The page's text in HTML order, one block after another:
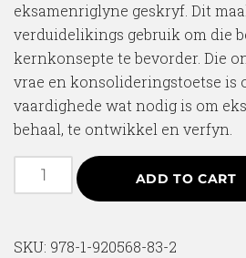
eksamenriglyne geskryf. Dit
verduidelikings gebruik om die
kernkonsepte te bevorder. Die
vrae en konsolideringstoetse is
vaardighede wat nodig is om
behaal, te ontwikkel en verfyn.
ADD TO CART
SKU: 978-1-920568-83-2